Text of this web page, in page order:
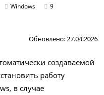
Windows
9
Обновлено: 27.04.2026
создаваемой
работу
в случае